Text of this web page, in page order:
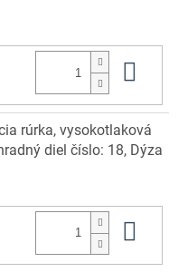
rúrka, vysokotlaková
diel číslo: 18, Dýza